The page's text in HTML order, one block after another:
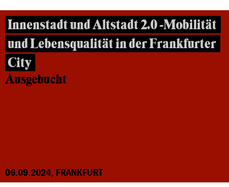
Innenstadt und Altstadt 2.0 -Mobilität
und Lebensqualität in der Frankfurter
City
Ausgebucht
06.09.2024, FRANKFURT